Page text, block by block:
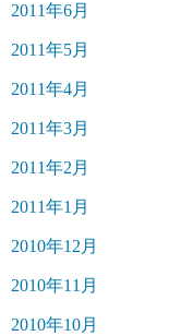
2011年6月
2011年5月
2011年4月
2011年3月
2011年2月
2011年1月
2010年12月
2010年11月
2010年10月